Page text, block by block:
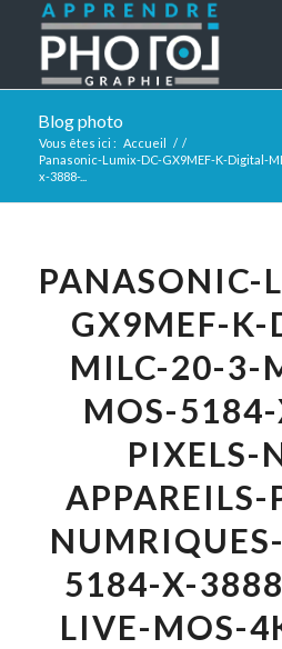
Blog photo
Vous êtes ici : Accueil / /
Panasonic-Lumix-DC-GX9MEF-K-Digital-
x-3888-...
PANASONIC-
GX9MEF-K-
MILC-20-3-
MOS-
PIXELS-
APPAREILS-
5184-X-
LIVE-MOS-